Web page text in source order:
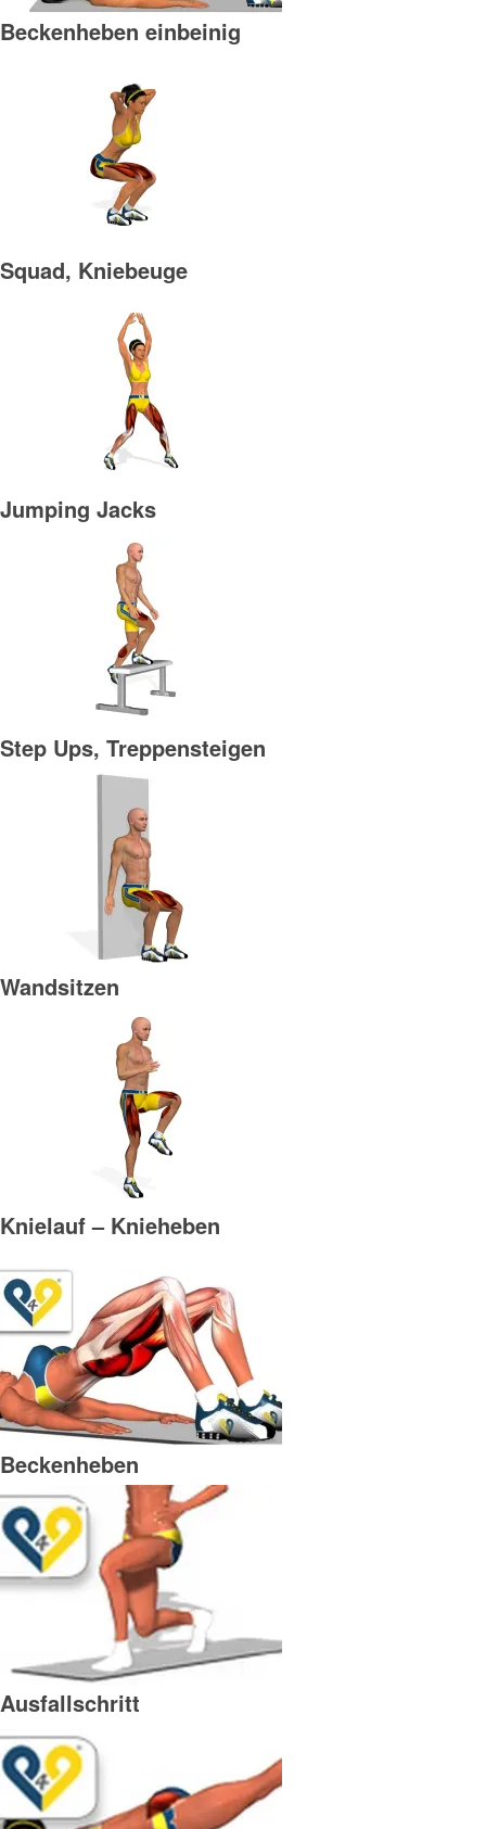
Beckenheben einbeinig
Squad, Kniebeuge
Jumping Jacks
Step Ups, Treppensteigen
Wandsitzen
Knielauf – Knieheben
Beckenheben
Ausfallschritt